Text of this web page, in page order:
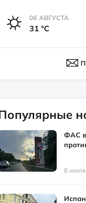
06 АВГУСТА
31 °С
Популярные
ФАС
6